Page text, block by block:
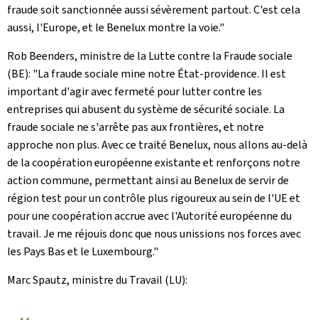
fraude soit sanctionnée aussi sévèrement partout. C'est cela
aussi, l'Europe, et le Benelux montre la voie."
Rob Beenders, ministre de la Lutte contre la Fraude sociale
(BE): "La fraude sociale mine notre État-providence. Il est
important d'agir avec fermeté pour lutter contre les
entreprises qui abusent du système de sécurité sociale. La
fraude sociale ne s'arrête pas aux frontières, et notre
approche non plus. Avec ce traité Benelux, nous allons au-delà
de la coopération européenne existante et renforçons notre
action commune, permettant ainsi au Benelux de servir de
région test pour un contrôle plus rigoureux au sein de l'UE et
pour une coopération accrue avec l'Autorité européenne du
travail. Je me réjouis donc que nous unissions nos forces avec
les Pays Bas et le Luxembourg."
Marc Spautz, ministre du Travail (LU):